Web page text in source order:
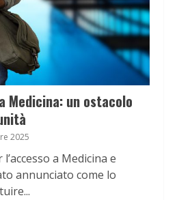
un ostacolo
2025
a Medicina e
annunciato come lo